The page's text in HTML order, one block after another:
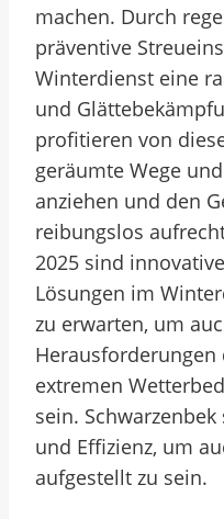
machen. Durch
präventive
Winterdienst eine
und
profitieren von
geräumte Wege
anziehen und den
reibungslos
2025 sind
Lösungen im
zu erwarten, um
extremen
sein.
und Effizienz, um
aufgestellt zu sein.